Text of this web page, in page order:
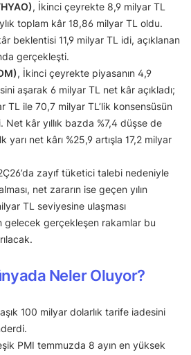
, İkinci çeyrekte 8,9 milyar TL
toplam kâr 18,86 milyar TL oldu.
beklentisi 11,9 milyar TL idi, açıklanan
gerçekleşti.
, İkinci çeyrekte piyasanın 4,9
aşarak 6 milyar TL net kâr açıkladı;
TL ile 70,7 milyar TL’lik konsensüsün
kâr yıllık bazda %7,4 düşse de
net kârı %25,9 artışla 17,2 milyar
zayıf tüketici talebi nedeniyle
net zararın ise geçen yılın
TL seviyesine ulaşması
gelecek gerçekleşen rakamlar bu
Neler Oluyor?
100 milyar dolarlık tarife iadesini
PMI temmuzda 8 ayın en yüksek